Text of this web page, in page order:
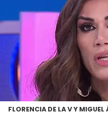
FLORENCIA DE LA V Y